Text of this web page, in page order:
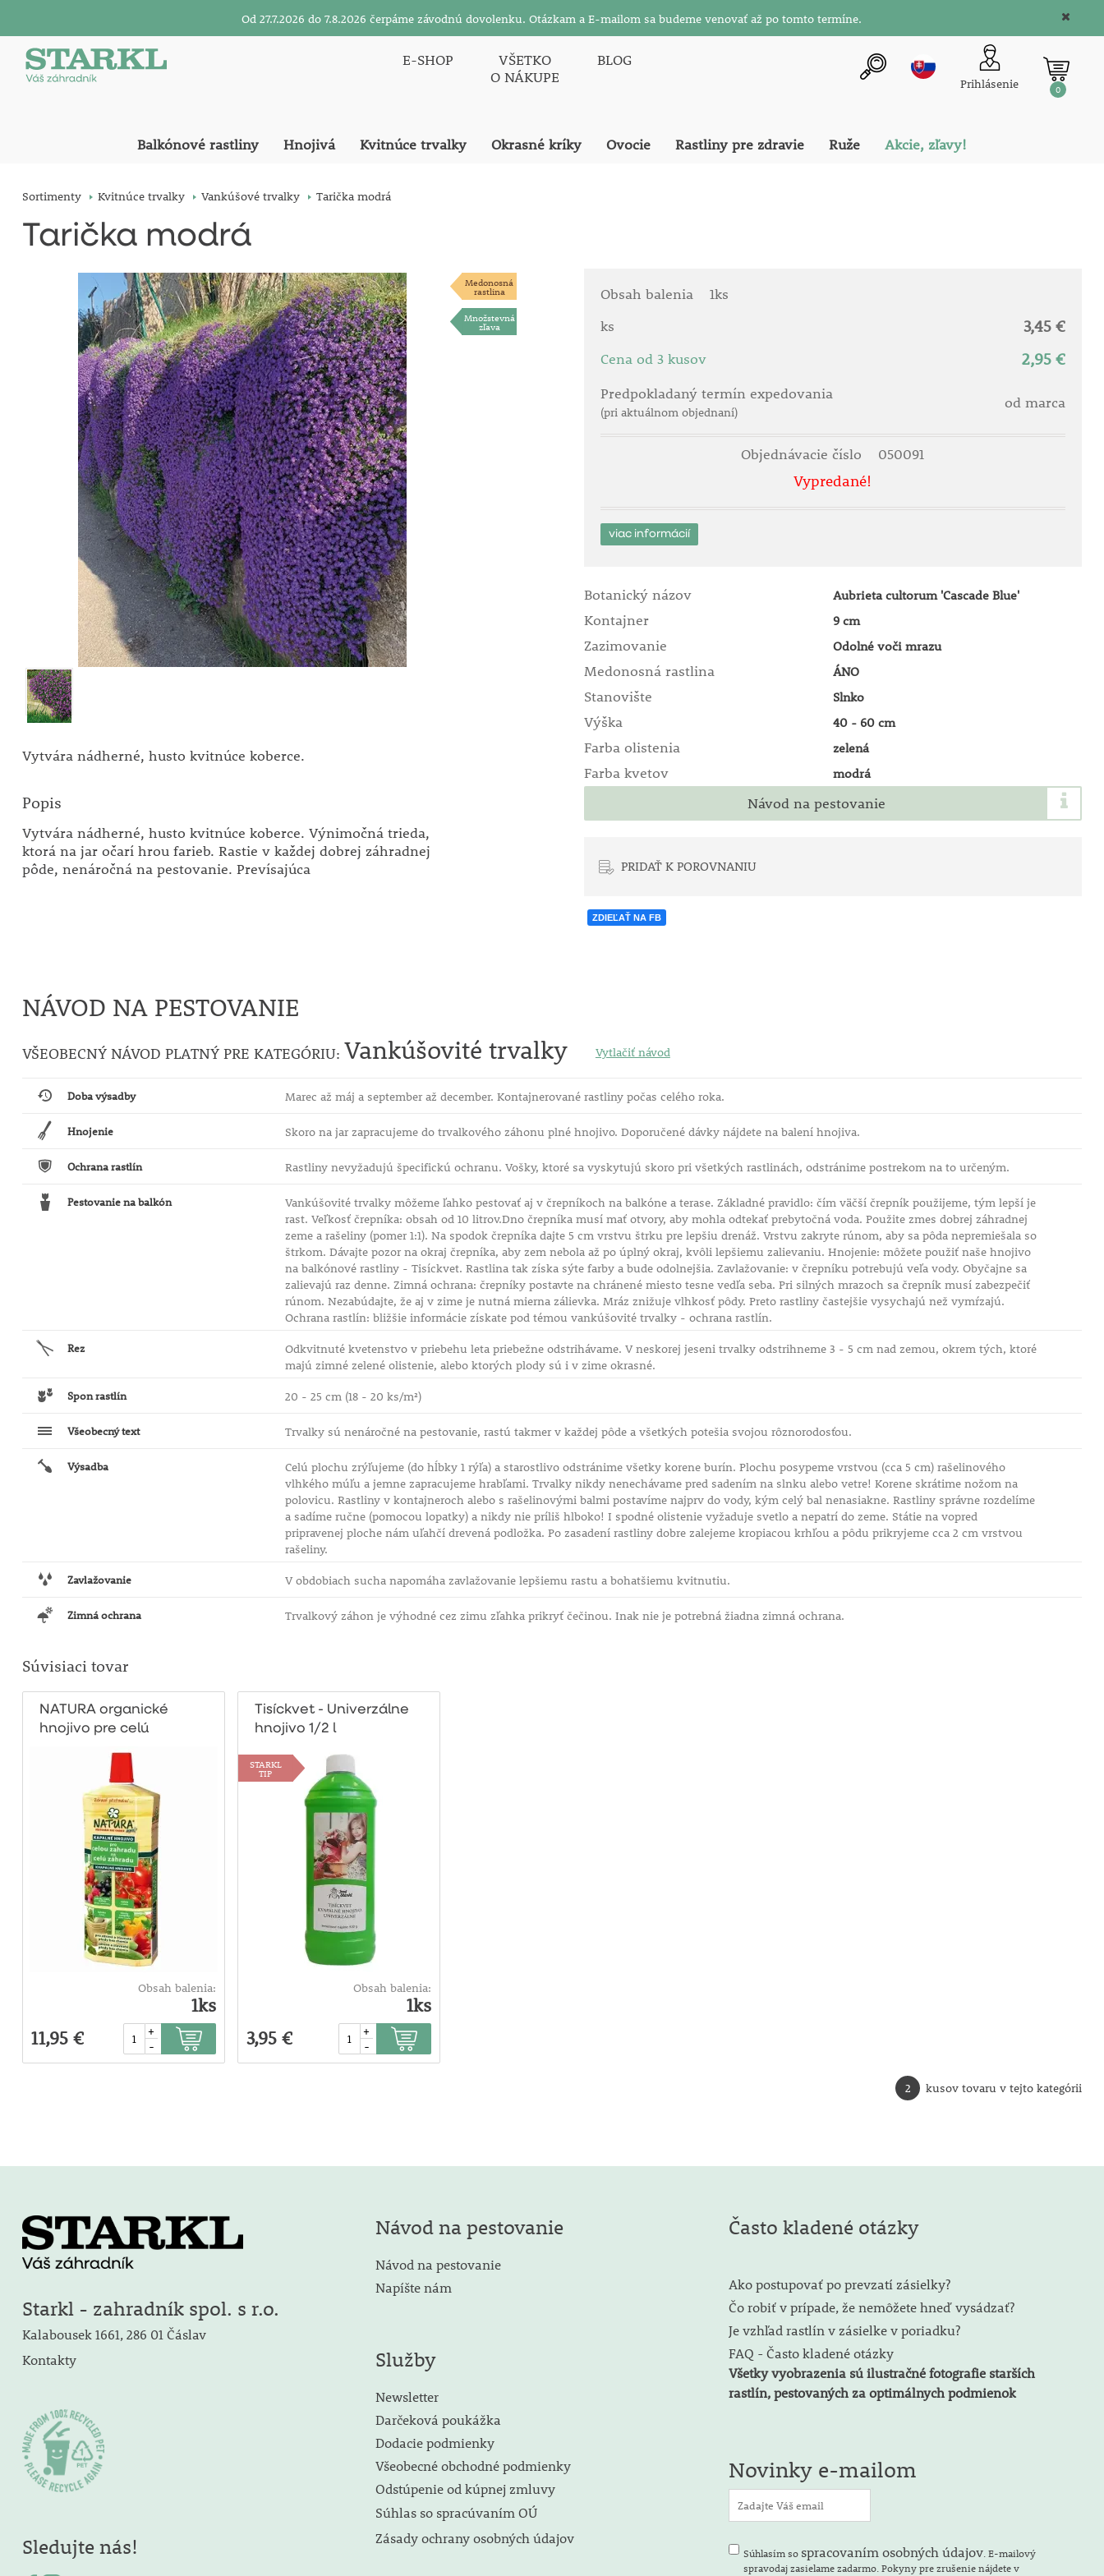
Od 27.7.2026 do 7.8.2026 čerpáme závodnú dovolenku. Otázkam a E-mailom sa budeme venovať až po tomto termíne.
E-SHOP
VŠETKO
O NÁKUPE
BLOG
Prihlásenie 0
Balkónové rastliny Hnojivá Kvitnúce trvalky Okrasné kríky Ovocie Rastliny pre zdravie Ruže Akcie, zľavy!
Sortimenty Kvitnúce trvalky Vankúšové trvalky Tarička modrá
Tarička modrá
Medonosná
rastlina
Množstevná
zľava
Vytvára nádherné, husto kvitnúce koberce.
Popis
Vytvára nádherné, husto kvitnúce koberce. Výnimočná trieda,
ktorá na jar očarí hrou farieb. Rastie v každej dobrej záhradnej
pôde, nenáročná na pestovanie. Prevísajúca
Obsah balenia
1ks
ks
3,45 €
Cena od 3 kusov 2,95 €
Predpokladaný termín expedovania
(pri aktuálnom objednaní)
od marca
Objednávacie číslo 050091
Vypredané!
viac informácií
Botanický názov Aubrieta cultorum 'Cascade Blue'
Kontajner 9 cm
Zazimovanie Odolné voči mrazu
Medonosná rastlina ÁNO
Stanovište Slnko
Výška 40 - 60 cm
Farba olistenia zelená
Farba kvetov modrá
Návod na pestovanie
PRIDAŤ K POROVNANIU
ZDIEĽAŤ NA FB
NÁVOD NA PESTOVANIE
VŠEOBECNÝ NÁVOD PLATNÝ PRE KATEGÓRIU: Vankúšovité trvalky Vytlačiť návod
Doba výsadby Marec až máj a september až december. Kontajnerované rastliny počas celého roka.
Hnojenie Skoro na jar zapracujeme do trvalkového záhonu plné hnojivo. Doporučené dávky nájdete na balení hnojiva.
Ochrana rastlín Rastliny nevyžadujú špecifickú ochranu. Vošky, ktoré sa vyskytujú skoro pri všetkých rastlinách, odstránime postrekom na to určeným.
Pestovanie na balkón
Vankúšovité trvalky môžeme ľahko pestovať aj v črepníkoch na balkóne a terase. Základné pravidlo: čím väčší črepník použijeme, tým lepší je
rast. Veľkosť črepníka: obsah od 10 litrov.Dno črepníka musí mať otvory, aby mohla odtekať prebytočná voda. Použite zmes dobrej záhradnej
zeme a rašeliny (pomer 1:1). Na spodok črepníka dajte 5 cm vrstvu štrku pre lepšiu drenáž. Vrstvu zakryte rúnom, aby sa pôda nepremiešala so
štrkom. Dávajte pozor na okraj črepníka, aby zem nebola až po úplný okraj, kvôli lepšiemu zalievaniu. Hnojenie: môžete použiť naše hnojivo
na balkónové rastliny - Tisíckvet. Rastlina tak získa sýte farby a bude odolnejšia. Zavlažovanie: v črepníku potrebujú veľa vody. Obyčajne sa
zalievajú raz denne. Zimná ochrana: črepníky postavte na chránené miesto tesne vedľa seba. Pri silných mrazoch sa črepník musí zabezpečiť
rúnom. Nezabúdajte, že aj v zime je nutná mierna zálievka. Mráz znižuje vlhkosť pôdy. Preto rastliny častejšie vysychajú než vymŕzajú.
Ochrana rastlín: bližšie informácie získate pod témou vankúšovité trvalky - ochrana rastlín.
Rez
Odkvitnuté kvetenstvo v priebehu leta priebežne odstrihávame. V neskorej jeseni trvalky odstrihneme 3 - 5 cm nad zemou, okrem tých, ktoré
majú zimné zelené olistenie, alebo ktorých plody sú i v zime okrasné.
Spon rastlín 20 - 25 cm (18 - 20 ks/m²)
Všeobecný text Trvalky sú nenáročné na pestovanie, rastú takmer v každej pôde a všetkých potešia svojou rôznorodosťou.
Výsadba
Celú plochu zrýľujeme (do hĺbky 1 rýľa) a starostlivo odstránime všetky korene burín. Plochu posypeme vrstvou (cca 5 cm) rašelinového
vlhkého múľu a jemne zapracujeme hrabľami. Trvalky nikdy nenechávame pred sadením na slnku alebo vetre! Korene skrátime nožom na
polovicu. Rastliny v kontajneroch alebo s rašelinovými balmi postavíme najprv do vody, kým celý bal nenasiakne. Rastliny správne rozdelíme
a sadíme ručne (pomocou lopatky) a nikdy nie príliš hlboko! I spodné olistenie vyžaduje svetlo a nepatrí do zeme. Státie na vopred
pripravenej ploche nám uľahčí drevená podložka. Po zasadení rastliny dobre zalejeme kropiacou krhľou a pôdu prikryjeme cca 2 cm vrstvou
rašeliny.
Zavlažovanie V obdobiach sucha napomáha zavlažovanie lepšiemu rastu a bohatšiemu kvitnutiu.
Zimná ochrana Trvalkový záhon je výhodné cez zimu zľahka prikryť čečinou. Inak nie je potrebná žiadna zimná ochrana.
Súvisiaci tovar
NATURA organické
hnojivo pre celú
Obsah balenia:
1ks
11,95 €
+
-
Tisíckvet - Univerzálne
hnojivo 1/2 l
STARKL
TIP
Obsah balenia:
1ks
3,95 €
+
-
2 kusov tovaru v tejto kategórii
Starkl - zahradník spol. s r.o.
Kalabousek 1661, 286 01 Čáslav
Kontakty
Sledujte nás!
Návod na pestovanie
Návod na pestovanie
Napíšte nám
Služby
Newsletter
Darčeková poukážka
Dodacie podmienky
Všeobecné obchodné podmienky
Odstúpenie od kúpnej zmluvy
Súhlas so spracúvaním OÚ
Zásady ochrany osobných údajov
Často kladené otázky
Ako postupovať po prevzatí zásielky?
Čo robiť v prípade, že nemôžete hneď vysádzať?
Je vzhľad rastlín v zásielke v poriadku?
FAQ - Často kladené otázky
Všetky vyobrazenia sú ilustračné fotografie starších
rastlín, pestovaných za optimálnych podmienok
Novinky e-mailom
Súhlasím so spracovaním osobných údajov . E-mailový
spravodaj zasielame zadarmo. Pokyny pre zrušenie nájdete v